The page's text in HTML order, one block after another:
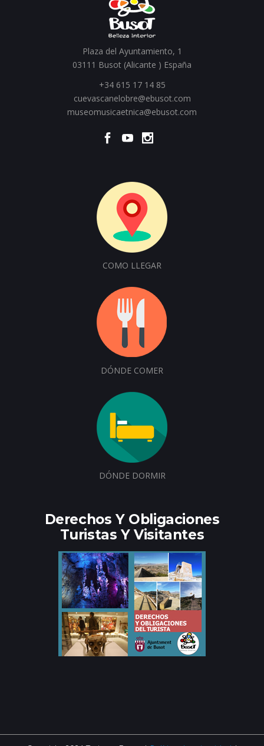
Plaza del Ayuntamiento, 1
03111 Busot (Alicante ) España
+34 615 17 14 85
cuevascanelobre@ebusot.com
museomusicaetnica@ebusot.com
COMO LLEGAR
DÓNDE COMER
DÓNDE DORMIR
Derechos Y Obligaciones
Turistas Y Visitantes